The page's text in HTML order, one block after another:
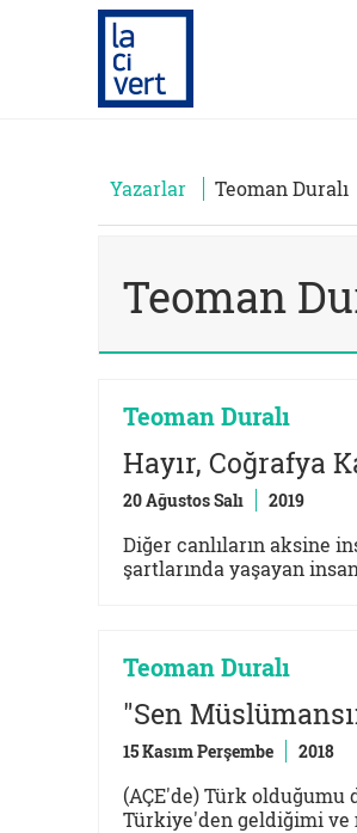
Yazarlar Teoman Duralı
Teoman
Teoman Duralı
Hayır, Coğrafya
20 Ağustos Salı 2019
Diğer canlıların aksine
şartlarında yaşayan
Teoman Duralı
"Sen
15 Kasım Perşembe 2018
(AÇE'de) Türk olduğumu
Türkiye'den geldiğimi ve